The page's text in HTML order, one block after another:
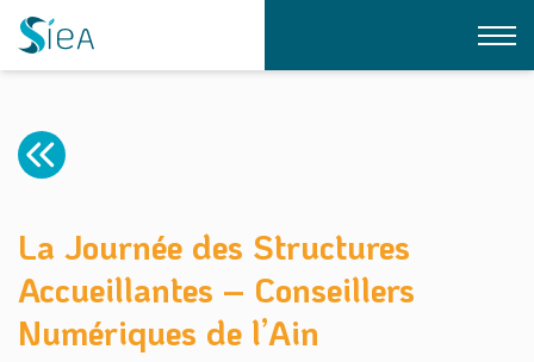
LE SIEA
L’ÉQUIPE DU SIEA
NOS STRUCTURES
LÉA
NOS EXPERTISES
GAZ
ÉCLAIRAGE PUBLIC
FIBRE
DOCUMENTATION
FORMATIONS
La Journée des Structures
Accueillantes – Conseillers
Numériques de l’Ain